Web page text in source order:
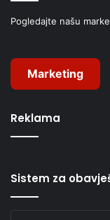
Pogledajte našu
Marketing
Reklama
Sistem za